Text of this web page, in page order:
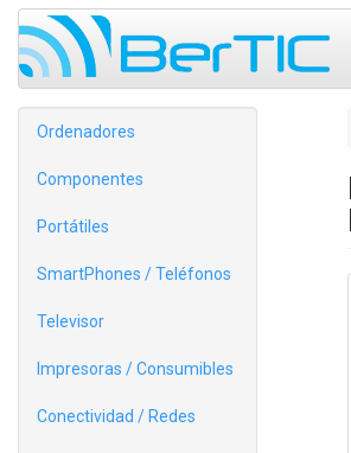
Ordenadores
Componentes
Portátiles
SmartPhones / Teléfonos
Televisor
Impresoras / Consumibles
Conectividad / Redes